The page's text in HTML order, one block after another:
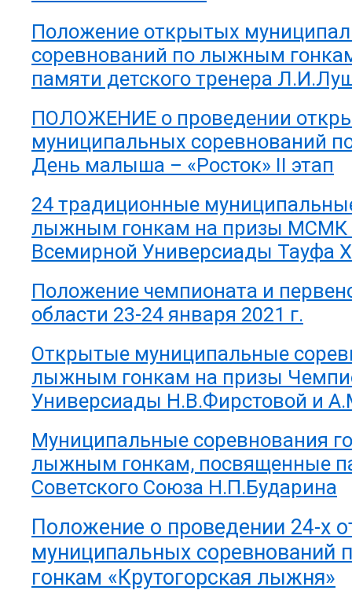
Положение открытых
соревнований по лыжным
памяти детского тренера
ПОЛОЖЕНИЕ о проведении
муниципальных соревнований
День малыша – «Росток» II этап
24 традиционные
лыжным гонкам на призы МСМК
Всемирной Универсиады Тауфа
Положение чемпионата и
области 23-24 января 2021 г.
Открытые муниципальные
лыжным гонкам на призы
Универсиады Н.В.Фирстовой и
Муниципальные соревнования
лыжным гонкам, посвященные
Советского Союза Н.П.Бударина
Положение о проведении 24-х
муниципальных
гонкам «Крутогорская лыжня»